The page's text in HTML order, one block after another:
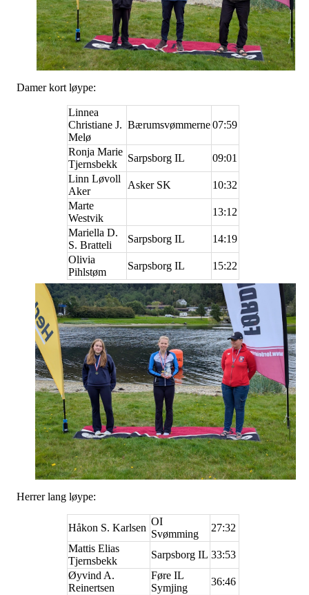
Damer kort løype:
Linnea
Christiane J.
Melø
Bærumsvømmerne 07:59
Ronja Marie
Tjernsbekk
Sarpsborg IL
09:01
Linn Løvoll
Aker
Asker SK
10:32
Marte
Westvik
13:12
Mariella D.
S. Bratteli
Sarpsborg IL
14:19
Olivia
Pihlstøm
Sarpsborg IL 15:22
Herrer lang løype:
Håkon S. Karlsen
OI
Svømming
27:32
Mattis Elias
Tjernsbekk
Sarpsborg IL 33:53
Øyvind A.
Reinertsen
Føre IL
Symjing
36:46